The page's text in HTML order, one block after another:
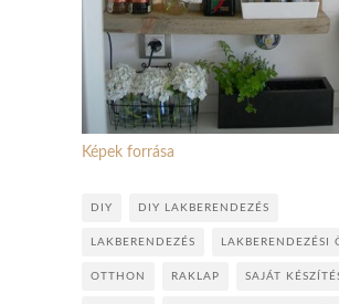
Képek forrása
DIY DIY LAKBERENDEZÉS
LAKBERENDEZÉS LAKBERENDEZÉSI
OTTHON RAKLAP SAJÁT